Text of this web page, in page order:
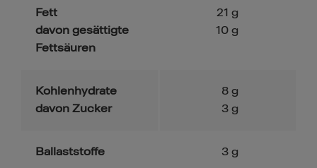
Fett
davon gesättigte
Fettsäuren
21 g
10 g
Kohlenhydrate
davon Zucker
8 g
3 g
Ballaststoffe 3 g